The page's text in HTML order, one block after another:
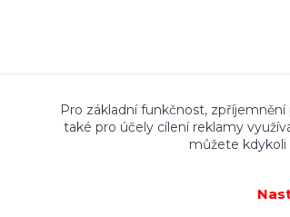
návrhy, vizualizace a textový
předchozího písemného souhlasu
Pro základní funkčnost,
také pro účely cílení reklamy
můžete kdykoli